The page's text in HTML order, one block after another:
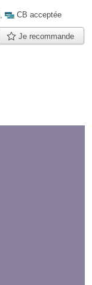
, CB acceptée
Je recommande